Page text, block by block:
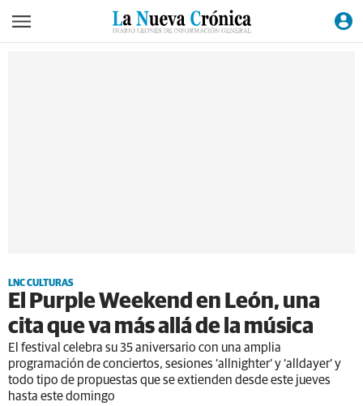
LNC CULTURAS
El Purple Weekend en León, una
cita que va más allá de la música
El festival celebra su 35 aniversario con una amplia
programación de conciertos, sesiones ‘allnighter’ y ‘alldayer’ y
todo tipo de propuestas que se extienden desde este jueves
hasta este domingo